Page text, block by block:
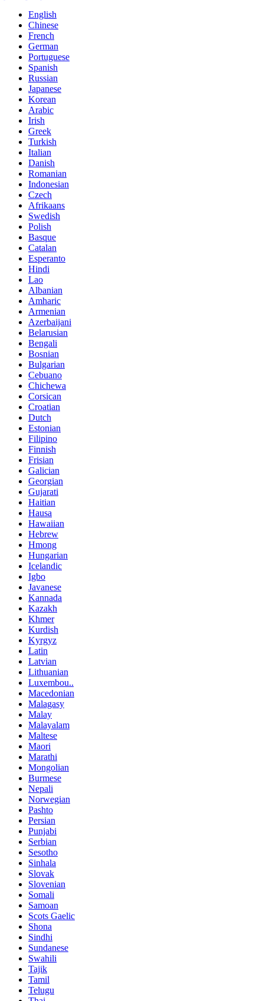
English
Chinese
French
German
Portuguese
Spanish
Russian
Japanese
Korean
Arabic
Irish
Greek
Turkish
Italian
Danish
Romanian
Indonesian
Czech
Afrikaans
Swedish
Polish
Basque
Catalan
Esperanto
Hindi
Lao
Albanian
Amharic
Armenian
Azerbaijani
Belarusian
Bengali
Bosnian
Bulgarian
Cebuano
Chichewa
Corsican
Croatian
Dutch
Estonian
Filipino
Finnish
Frisian
Galician
Georgian
Gujarati
Haitian
Hausa
Hawaiian
Hebrew
Hmong
Hungarian
Icelandic
Igbo
Javanese
Kannada
Kazakh
Khmer
Kurdish
Kyrgyz
Latin
Latvian
Lithuanian
Luxembou..
Macedonian
Malagasy
Malay
Malayalam
Maltese
Maori
Marathi
Mongolian
Burmese
Nepali
Norwegian
Pashto
Persian
Punjabi
Serbian
Sesotho
Sinhala
Slovak
Slovenian
Somali
Samoan
Scots Gaelic
Shona
Sindhi
Sundanese
Swahili
Tajik
Tamil
Telugu